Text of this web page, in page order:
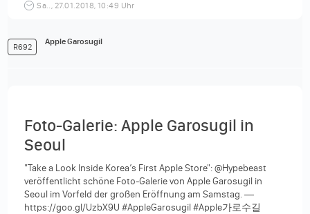
Sa.., 27.01.2018, 10:49 Uhr
R692
Apple Garosugil
Foto-Galerie: Apple Garosugil in
Seoul
"Take a Look Inside Korea’s First Apple Store": @Hypebeast
veröffentlicht schöne Foto-Galerie von Apple Garosugil in
Seoul im Vorfeld der großen Eröffnung am Samstag. —
https://goo.gl/UzbX9U #AppleGarosugil #Apple가로수길